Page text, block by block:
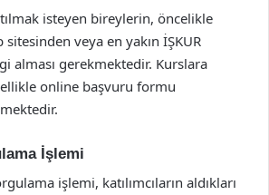
isteyen bireylerin, öncelikle
sitesinden veya en yakın İŞKUR
alması gerekmektedir. Kurslara
online başvuru formu
İşlemi
işlemi, katılımcıların aldıkları